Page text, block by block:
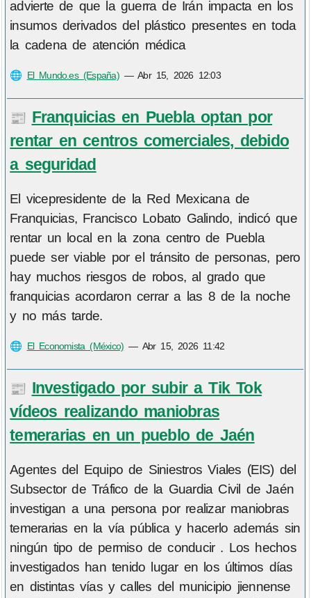
advierte de que la guerra de Irán impacta en los
insumos derivados del plástico presentes en toda
la cadena de atención médica
🌐 El Mundo.es (España)—Abr 15, 2026 12:03
📰 Franquicias en Puebla optan por
rentar en centros comerciales, debido
a seguridad
El vicepresidente de la Red Mexicana de
Franquicias, Francisco Lobato Galindo, indicó que
rentar un local en la zona centro de Puebla
puede ser viable por el tránsito de personas, pero
hay muchos riesgos de robos, al grado que
franquicias acordaron cerrar a las 8 de la noche
y no más tarde.
🌐 El Economista (México) — Abr 15, 2026 11:42
📰 Investigado por subir a Tik Tok
vídeos realizando maniobras
temerarias en un pueblo de Jaén
Agentes del Equipo de Siniestros Viales (EIS) del
Subsector de Tráfico de la Guardia Civil de Jaén
investigan a una persona por realizar maniobras
temerarias en la vía pública y hacerlo además sin
ningún tipo de permiso de conducir . Los hechos
investigados han tenido lugar en los últimos días
en distintas vías y calles del municipio jiennense